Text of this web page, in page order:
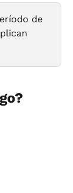
de